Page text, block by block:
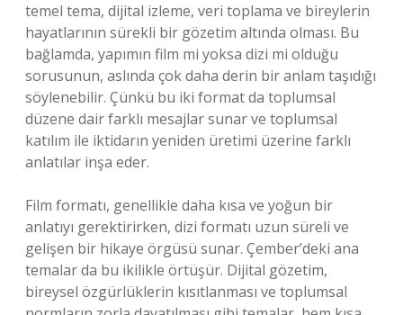
temel tema, dijital izleme, veri toplama ve bireylerin
hayatlarının sürekli bir gözetim altında olması. Bu
bağlamda, yapımın film mi yoksa dizi mi olduğu
sorusunun, aslında çok daha derin bir anlam taşıdığı
söylenebilir. Çünkü bu iki format da toplumsal
düzene dair farklı mesajlar sunar ve toplumsal
katılım ile iktidarın yeniden üretimi üzerine farklı
anlatılar inşa eder.
Film formatı, genellikle daha kısa ve yoğun bir
anlatıyı gerektirirken, dizi formatı uzun süreli ve
gelişen bir hikaye örgüsü sunar. Çember’deki ana
temalar da bu ikilikle örtüşür. Dijital gözetim,
bireysel özgürlüklerin kısıtlanması ve toplumsal